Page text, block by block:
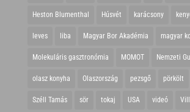
Heston Blumenthal Húsvét karácsony
leves liba Magyar Bor Akadémia magyar
Molekuláris gasztronómia MOMOT Nemzeti
olasz konyha Olaszország pezsgő pörkölt
Széll Tamás sör tokaj USA videó